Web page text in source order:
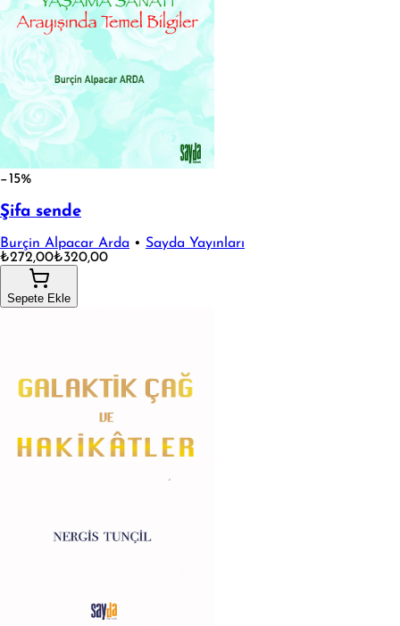
−15%
Şifa sende
Burçin Alpacar Arda • Sayda Yayınları
₺272,00₺320,00
Sepete Ekle